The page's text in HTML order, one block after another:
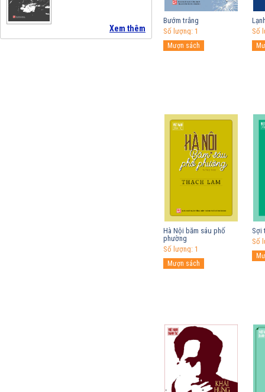
Xem thêm
Bướm trắng
Số lượng: 1
Số
Hà Nội băm sáu phố
phường
Số lượng: 1
Sợi
Số